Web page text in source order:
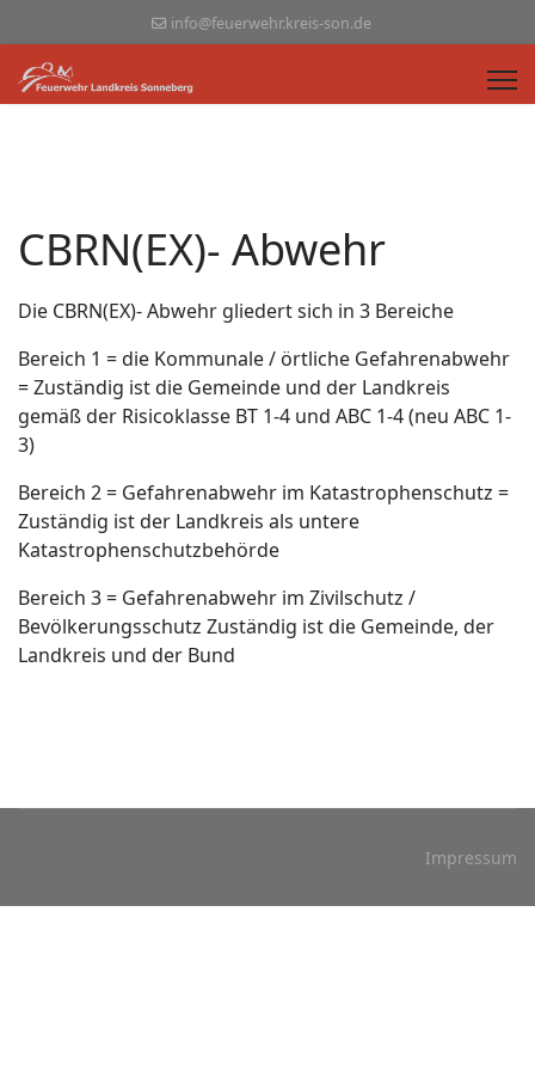
info@feuerwehr.kreis-son.de
CBRN(EX)- Abwehr
Die CBRN(EX)- Abwehr gliedert sich in 3 Bereiche
Bereich 1 = die Kommunale / örtliche Gefahrenabwehr
= Zuständig ist die Gemeinde und der Landkreis
gemäß der Risicoklasse BT 1-4 und ABC 1-4 (neu ABC 1-
3)
Bereich 2 = Gefahrenabwehr im Katastrophenschutz =
Zuständig ist der Landkreis als untere
Katastrophenschutzbehörde
Bereich 3 = Gefahrenabwehr im Zivilschutz /
Bevölkerungsschutz Zuständig ist die Gemeinde, der
Landkreis und der Bund
Impressum